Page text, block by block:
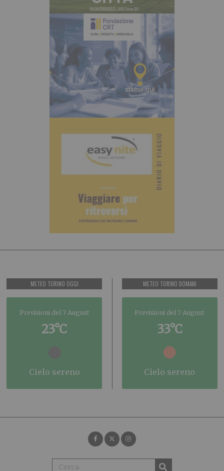
METEO TORINO OGGI
Previsioni del 7 August
23°C
cielo sereno
METEO TORINO DOMANI
Previsioni del 7 August
33°C
cielo sereno